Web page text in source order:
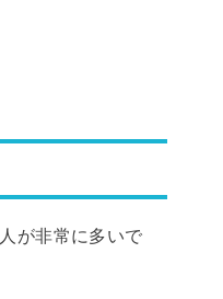
が非常に多いで